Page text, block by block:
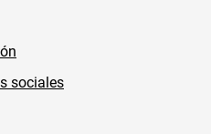
sociales